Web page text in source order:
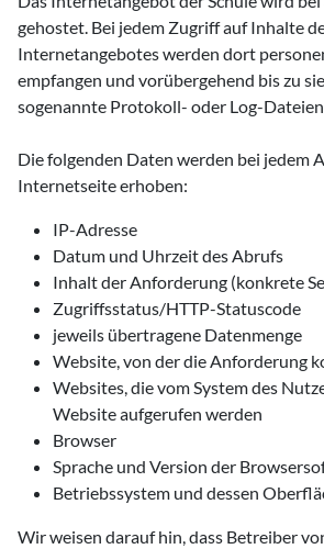
gehostet. Bei jedem Zugriff auf Inhalte
Internetangebotes werden dort
empfangen und vorübergehend bis zu
sogenannte Protokoll- oder Log-
Die folgenden Daten werden bei jedem
Internetseite erhoben:
IP-Adresse
Datum und Uhrzeit des Abrufs
Inhalt der Anforderung (konkrete
Zugriffsstatus/HTTP-Statuscode
jeweils übertragene Datenmenge
Website, von der die Anforderung
Websites, die vom System des
Website aufgerufen werden
Browser
Sprache und Version der
Betriebssystem und dessen
Wir weisen darauf hin, dass Betreiber